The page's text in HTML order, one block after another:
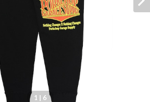
1 | 6